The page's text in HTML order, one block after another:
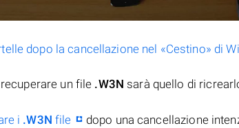
dopo la cancellazione nel «Cestino» di
un file .W3N sarà quello di
i .W3N file
dopo una cancellazione